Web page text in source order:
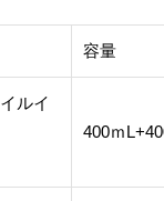
容量
ルイ
400ｍ